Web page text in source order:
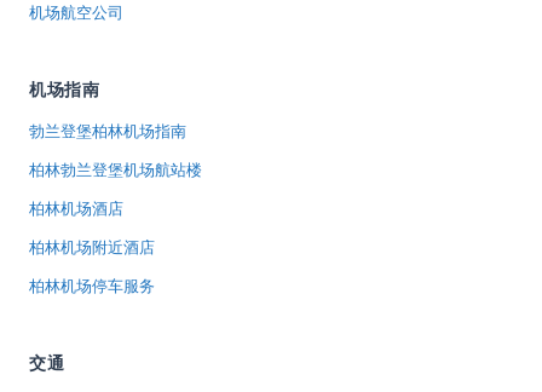
机场航空公司
机场指南
勃兰登堡柏林机场指南
柏林勃兰登堡机场航站楼
柏林机场酒店
柏林机场附近酒店
柏林机场停车服务
交通